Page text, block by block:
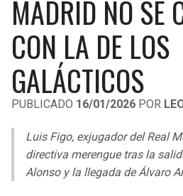
LIGA DE EXPANSIÓN MX
LEAGUES CUP
UEFA EUROPA LEAGUE
UEFA CONFERENCE LEAGUE
MLS
COPA LIBERTADORES
COPA SUDAMERICANA
LIGA BETPLAY
MADRID NO SE
CON LA DE LOS
GALÁCTICOS
PUBLICADO 16/01/2026 POR
Luis Figo, exjugador del Real
directiva merengue tras la
Alonso y la llegada de Álvaro